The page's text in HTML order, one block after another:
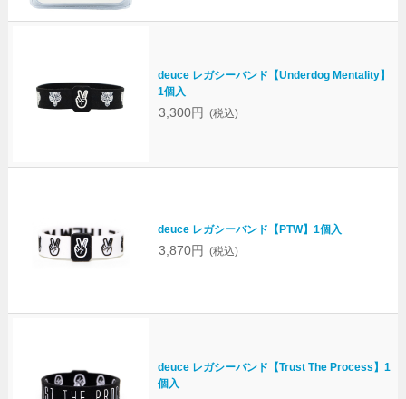
deuce レガシーバンド【Underdog Mentality】
1個入
3,300円 (税込)
deuce レガシーバンド【PTW】1個入
3,870円 (税込)
deuce レガシーバンド【Trust The Process】1
個入